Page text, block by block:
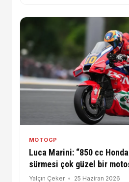
MOTOGP
Luca Marini: “850 cc
sürmesi çok güzel bir
Yalçın Çeker 25 Haziran 2026